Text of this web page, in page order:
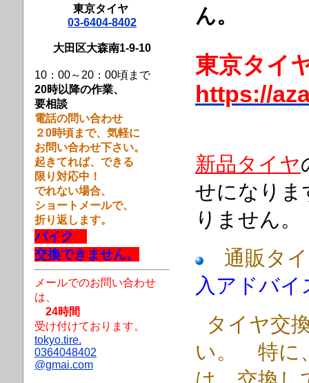
ん。
東京タイ
https://
新品タイヤ
せになりま
りません。
通販タ
入アドバイ
タイヤ交
い。
特に
東京タイヤ
03-6404-8402
大田区大森南1-9-10
10：00～20：00頃まで
20時以降の作業、
要相談
電話の問い合わせ
２0時頃まで、 気軽に
お問い合わせ下さい。
起きてれば、できる
限り対応中！
でれない場合、
ショートメールで、
折り返します。
バイク
交換できません。
メールでのお問い合わせ
は、
24時間
受け付けております。
tokyo.tire.
0364048402
@gmai.com